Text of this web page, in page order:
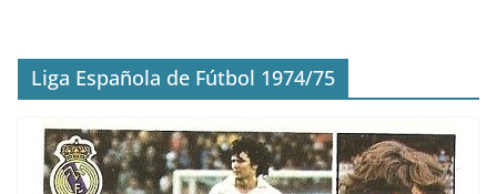
Liga Española de Fútbol 1974/75